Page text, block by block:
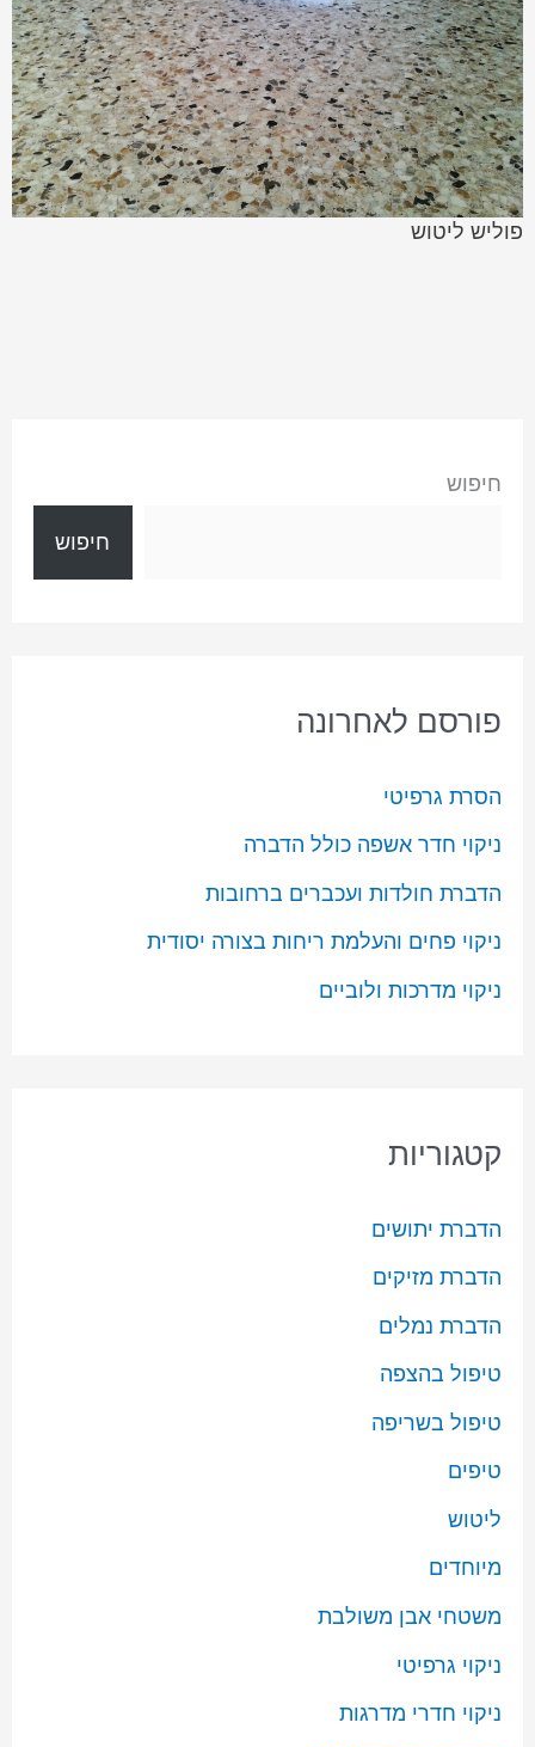
פוליש ליטוש
חיפוש
חיפוש
פורסם לאחרונה
הסרת גרפיטי
ניקוי חדר אשפה כולל הדברה
הדברת חולדות ועכברים ברחובות
ניקוי פחים והעלמת ריחות בצורה יסודית
ניקוי מדרכות ולוביים
קטגוריות
הדברת יתושים
הדברת מזיקים
הדברת נמלים
טיפול בהצפה
טיפול בשריפה
טיפים
ליטוש
מיוחדים
משטחי אבן משולבת
ניקוי גרפיטי
ניקוי חדרי מדרגות